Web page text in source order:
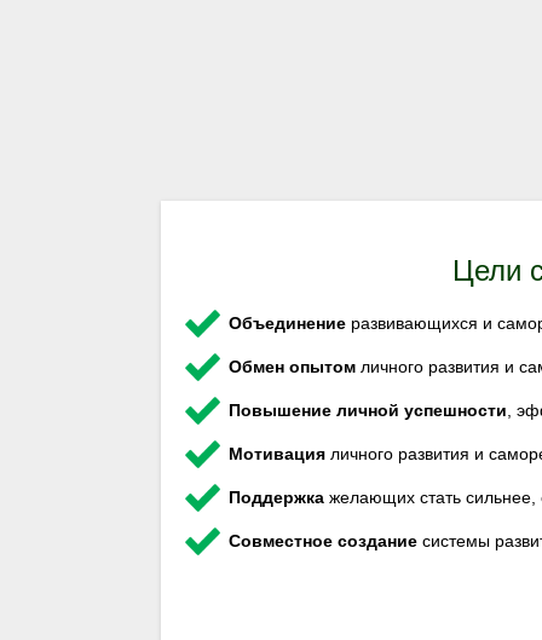
Цели
Объединениеразвивающихся и
Обмен опытомличного развития и
Повышение личной успешности ,
Мотивацияличного развития и
Поддержкажелающих стать сильнее,
Совместное созданиесистемы